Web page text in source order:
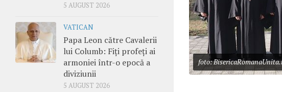
foto:
5 AUGUST 2026
VATICAN
Papa Leon către Cavalerii
lui Columb: Fiți profeți ai
armoniei într-o epocă a
diviziunii
5 AUGUST 2026